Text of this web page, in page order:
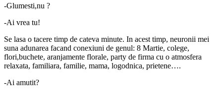
-Glumesti,nu ?
-Ai vrea tu!
Se lasa o tacere timp de cateva minute. In acest timp, neuronii mei
suna adunarea facand conexiuni de genul: 8 Martie, colege,
flori,buchete, aranjamente florale, party de firma cu o atmosfera
relaxata, familiara, familie, mama, logodnica, prietene….
-Ai amutit?